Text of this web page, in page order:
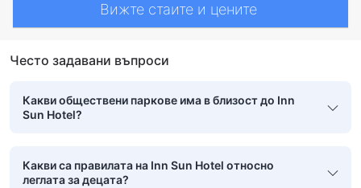
Вижте стаите и цените
Често задавани въпроси
Какви обществени паркове има в близост до Inn
Sun Hotel?
Какви са правилата на Inn Sun Hotel относно
леглата за децата?